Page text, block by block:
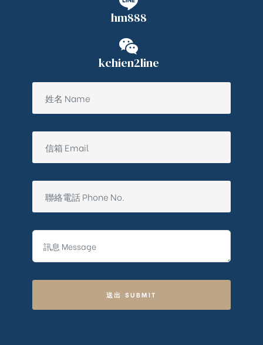
hm888
kchien2line
送出 SUBMIT